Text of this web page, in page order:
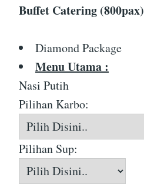
Buffet Catering (800pax)
Diamond Package
Menu Utama :
Nasi Putih
Pilihan Karbo:
Pilihan Sup: